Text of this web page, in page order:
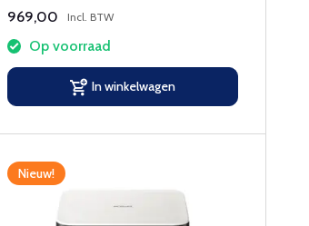
969,00 Incl. BTW
Op voorraad
In winkelwagen
Nieuw!